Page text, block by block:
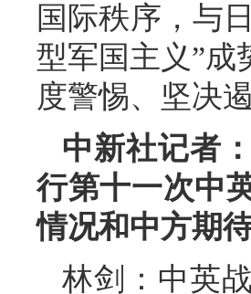
国际秩序，与
型军国主义”成
度警惕、坚决遏
中新社记者
行第十一次中
情况和中方期
林剑：中英